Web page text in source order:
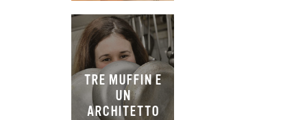
TRE MUFFIN E
UN
ARCHITETTO